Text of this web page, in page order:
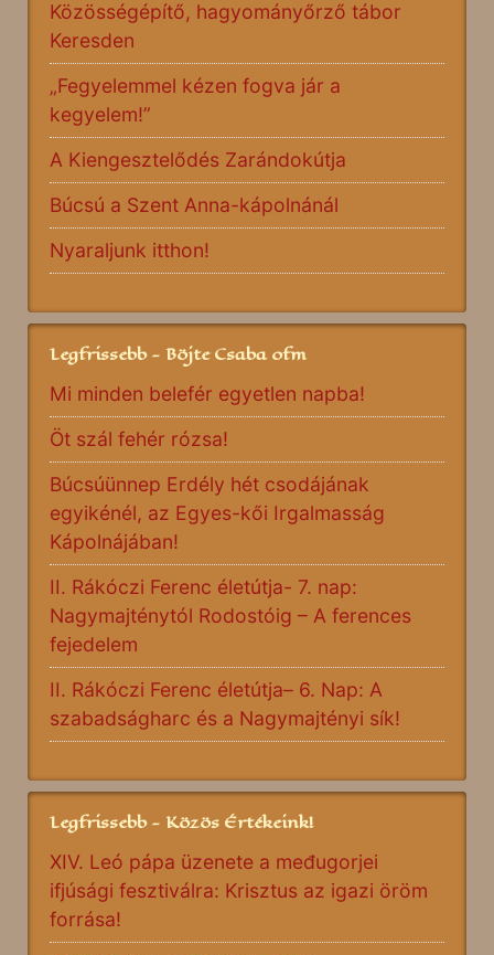
Közösségépítő, hagyományőrző tábor
Keresden
„Fegyelemmel kézen fogva jár a
kegyelem!”
A Kiengesztelődés Zarándokútja
Búcsú a Szent Anna-kápolnánál
Nyaraljunk itthon!
Legfrissebb - Böjte Csaba ofm
Mi minden belefér egyetlen napba!
Öt szál fehér rózsa!
Búcsúünnep Erdély hét csodájának
egyikénél, az Egyes-kői Irgalmasság
Kápolnájában!
II. Rákóczi Ferenc életútja- 7. nap:
Nagymajténytól Rodostóig – A ferences
fejedelem
II. Rákóczi Ferenc életútja– 6. Nap: A
szabadságharc és a Nagymajtényi sík!
Legfrissebb - Közös Értékeink!
XIV. Leó pápa üzenete a međugorjei
ifjúsági fesztiválra: Krisztus az igazi öröm
forrása!